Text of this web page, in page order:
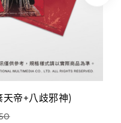
帝+八歧邪神)